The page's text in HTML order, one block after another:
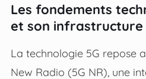
Les fondements
et son infrastructure
La technologie 5G repose
New Radio (5G NR), une